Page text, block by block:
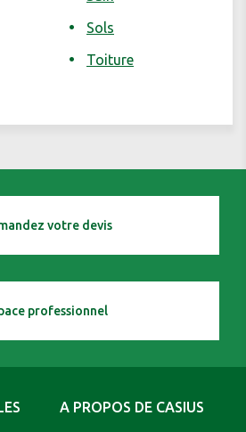
Sols
Toiture
votre devis
professionnel
A PROPOS DE CASIUS